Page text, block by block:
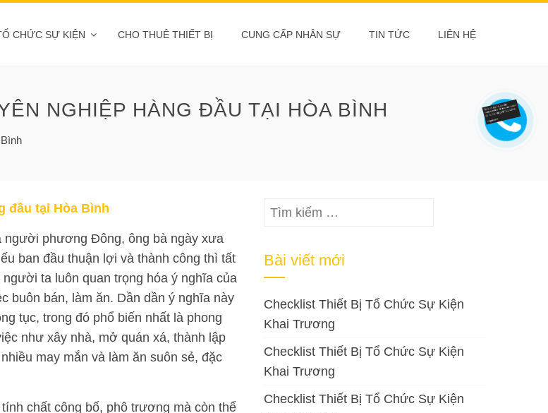
CHỨC SỰ KIỆN CHO THUÊ THIẾT BỊ CUNG CẤP NHÂN SỰ TIN TỨC LIÊN HỆ
NGHIỆP HÀNG ĐẦU TẠI HÒA BÌNH
đầu tại Hòa Bình
người phương Đông, ông bà ngày xưa
ban đầu thuận lợi và thành công thì tất
ta luôn quan trọng hóa ý nghĩa của
buôn bán, làm ăn. Dần dần ý nghĩa này
tục, trong đó phổ biến nhất là phong
như xây nhà, mở quán xá, thành lập
may mắn và làm ăn suôn sẻ, đặc
chất công bố, phô trương mà còn thể
Tìm
Bài viết mới
Checklist Thiết Bị Tổ Chức Sự Kiện
Khai Trương
Checklist Thiết Bị Tổ Chức Sự Kiện
Khai Trương
Checklist Thiết Bị Tổ Chức Sự Kiện